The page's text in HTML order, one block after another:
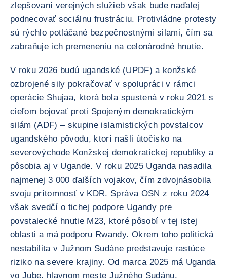
zlepšovaní verejných služieb však bude naďalej
podnecovať sociálnu frustráciu. Protivládne protesty
sú rýchlo potláčané bezpečnostnými silami, čím sa
zabraňuje ich premeneniu na celonárodné hnutie.
V roku 2026 budú ugandské (UPDF) a konžské
ozbrojené sily pokračovať v spolupráci v rámci
operácie Shujaa, ktorá bola spustená v roku 2021 s
cieľom bojovať proti Spojeným demokratickým
silám (ADF) – skupine islamistických povstalcov
ugandského pôvodu, ktorí našli útočisko na
severovýchode Konžskej demokratickej republiky a
pôsobia aj v Ugande. V roku 2025 Uganda nasadila
najmenej 3 000 ďalších vojakov, čím zdvojnásobila
svoju prítomnosť v KDR. Správa OSN z roku 2024
však svedčí o tichej podpore Ugandy pre
povstalecké hnutie M23, ktoré pôsobí v tej istej
oblasti a má podporu Rwandy. Okrem toho politická
nestabilita v Južnom Sudáne predstavuje rastúce
riziko na severe krajiny. Od marca 2025 má Uganda
vo Jube, hlavnom meste Južného Sudánu,